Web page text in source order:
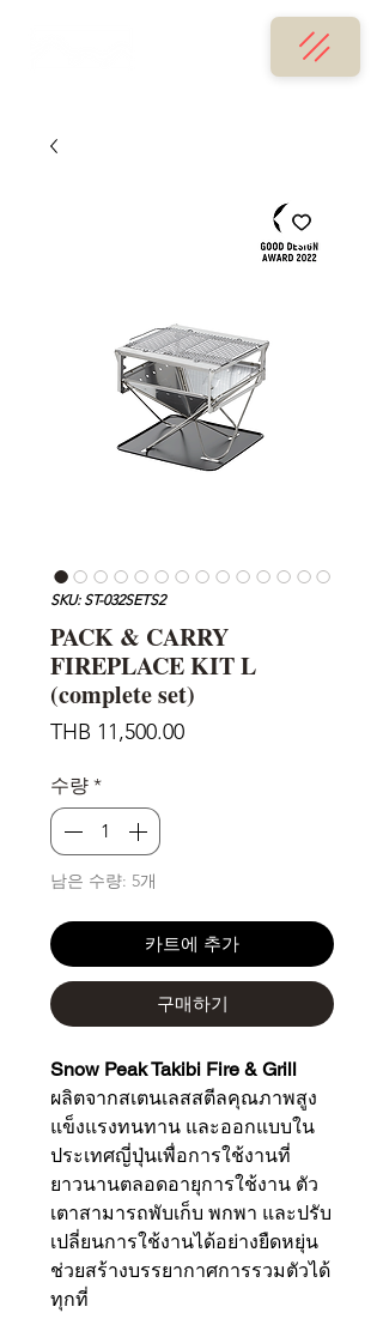
SKU: ST-032SETS2
PACK & CARRY
FIREPLACE KIT L
(complete set)
THB 11,500.00가
수량 *
남은 수량: 5개
카트에 추가
구매하기
Snow Peak Takibi Fire & Grill
ผลิตจากสเตนเลสสตีลคุณภาพสูง
แข็งแรงทนทาน และออกแบบใน
ประเทศญี่ปุ่นเพื่อการใช้งานที่
ยาวนานตลอดอายุการใช้งาน ตัว
เตาสามารถพับเก็บ พกพา และปรับ
เปลี่ยนการใช้งานได้อย่างยืดหยุ่น
ช่วยสร้างบรรยากาศการรวมตัวได้
ทุกที่